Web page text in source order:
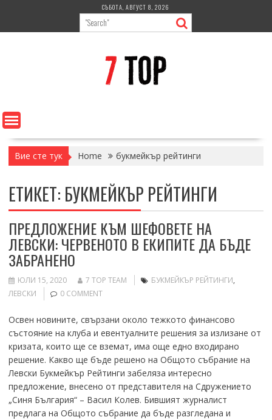
content
СЪБОТА, АВГУСТ 8, 2026
Вие сте тук Home букмейкър рейтинги
ЕТИКЕТ: БУКМЕЙКЪР РЕЙТИНГИ
ПРЕДЛОЖЕНИЕ КЪМ ШЕФОВЕТЕ НА
ЛЕВСКИ: ЧЕРВЕНОТО В ЕКИПИТЕ ДА БЪДЕ
ЗАБРАНЕНО
ЮЛИ 15, 2020 7 TOP TEAM БУКМЕЙКЪР РЕЙТИНГИ,
ЛЕВСКИ
0 COMMENT
Освен новините, свързани около тежкото финансово
състояние на клуба и евентуалните решения за излизане от
кризата, които ще се вземат, има още едно входирано
решение. Какво ще бъде решено на Общото събрание на
Левски Букмейкър Рейтинги забеляза интересно
предложение, внесено от представителя на Сдружението
„Синя България“ – Васил Колев. Бившият журналист
предлага на Общото събрание да бъде разгледана и